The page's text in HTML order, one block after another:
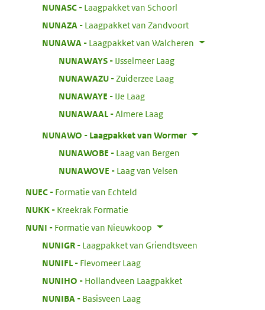
NUNASC:
Laagpakket van Schoorl
NUNAZA
Laagpakket van Zandvoort
NUNAWA
Laagpakket van Walcheren
NUNAWAYS:
IJsselmeer Laag
NUNAWAZU:
Zuiderzee Laag
NUNAWAYE
IJe Laag
NUNAWAAL
Almere Laag
NUNAWO
Laagpakket van Wormer
NUNAWOBE
Laag van Bergen
NUNAWOVE
Laag van Velsen
NUEC:
Formatie van Echteld
NUKK:
Kreekrak Formatie
NUNI
Formatie van Nieuwkoop
NUNIGR:
Laagpakket van Griendtsveen
NUNIFL
Flevomeer Laag
NUNIHO
Hollandveen Laagpakket
NUNIBA
Basisveen Laag